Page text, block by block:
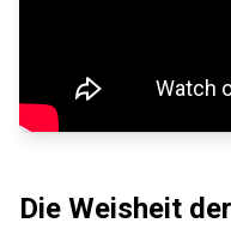
Die Weisheit